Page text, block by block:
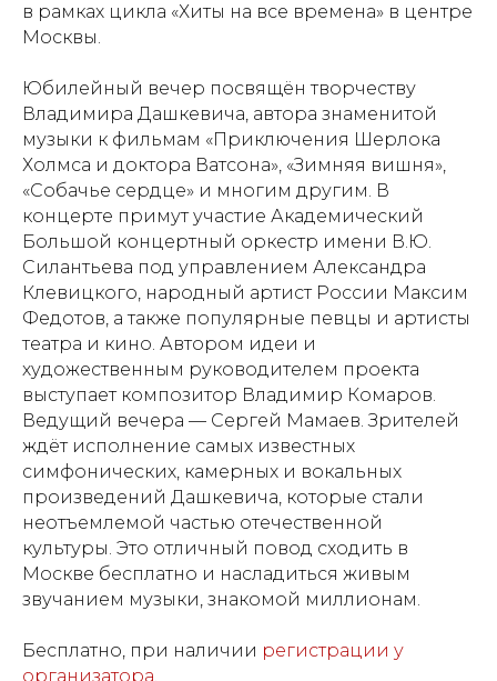
в рамках цикла «Хиты на все времена» в центре
Москвы.
Юбилейный вечер посвящён творчеству
Владимира Дашкевича, автора знаменитой
музыки к фильмам «Приключения Шерлока
Холмса и доктора Ватсона», «Зимняя вишня»,
«Собачье сердце» и многим другим. В
концерте примут участие Академический
Большой концертный оркестр имени В.Ю.
Силантьева под управлением Александра
Клевицкого, народный артист России Максим
Федотов, а также популярные певцы и артисты
театра и кино. Автором идеи и
художественным руководителем проекта
выступает композитор Владимир Комаров.
Ведущий вечера — Сергей Мамаев. Зрителей
ждёт исполнение самых известных
симфонических, камерных и вокальных
произведений Дашкевича, которые стали
неотъемлемой частью отечественной
культуры. Это отличный повод сходить в
Москве бесплатно и насладиться живым
звучанием музыки, знакомой миллионам.
Бесплатно, при наличии регистрации у
организатора